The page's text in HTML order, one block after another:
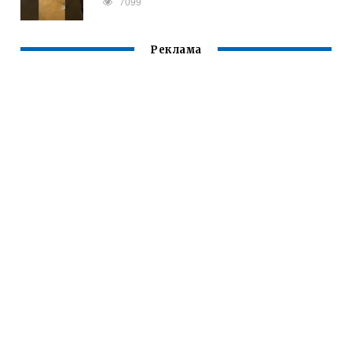
Реклама